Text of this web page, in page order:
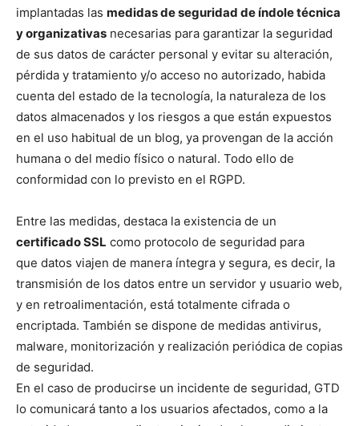
implantadas las medidas de seguridad de índole técnica
y organizativas necesarias para garantizar la seguridad
de sus datos de carácter personal y evitar su alteración,
pérdida y tratamiento y/o acceso no autorizado, habida
cuenta del estado de la tecnología, la naturaleza de los
datos almacenados y los riesgos a que están expuestos
en el uso habitual de un blog, ya provengan de la acción
humana o del medio físico o natural. Todo ello de
conformidad con lo previsto en el RGPD.
Entre las medidas, destaca la existencia de un
certificado SSL como protocolo de seguridad para
que datos viajen de manera íntegra y segura, es decir, la
transmisión de los datos entre un servidor y usuario web,
y en retroalimentación, está totalmente cifrada o
encriptada. También se dispone de medidas antivirus,
malware, monitorización y realización periódica de copias
de seguridad.
En el caso de producirse un incidente de seguridad, GTD
lo comunicará tanto a los usuarios afectados, como a la